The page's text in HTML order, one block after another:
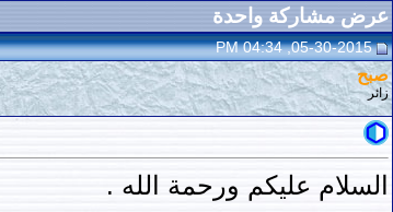
عرض مشاركة واحدة
05-30-2015, 04:34 PM
صبح
زائر
السلام عليكم ورحمة الله .